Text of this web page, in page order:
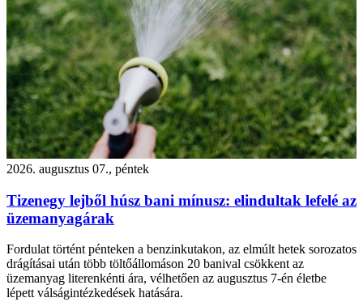
2026. augusztus 07., péntek
Tizenegy lejből húsz bani mínusz: elindultak lefelé az
üzemanyagárak
Fordulat történt pénteken a benzinkutakon, az elmúlt hetek sorozatos
drágításai után több töltőállomáson 20 banival csökkent az
üzemanyag literenkénti ára, vélhetően az augusztus 7-én életbe
lépett válságintézkedések hatására.